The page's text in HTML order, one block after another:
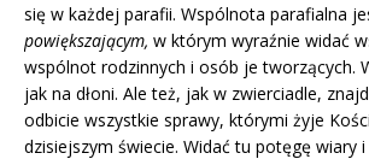
się w każdej parafii. Wspólnota parafialna
powiększającym, w któ­rym wyraźnie widać
wspólnot rodzinnych i osób je tworzą­cych.
jak na dłoni. Ale też, jak w zwierciadle,
odbicie wszystkie sprawy, który­mi żyje
dzisiej­szym świecie. Widać tu potęgę wiary